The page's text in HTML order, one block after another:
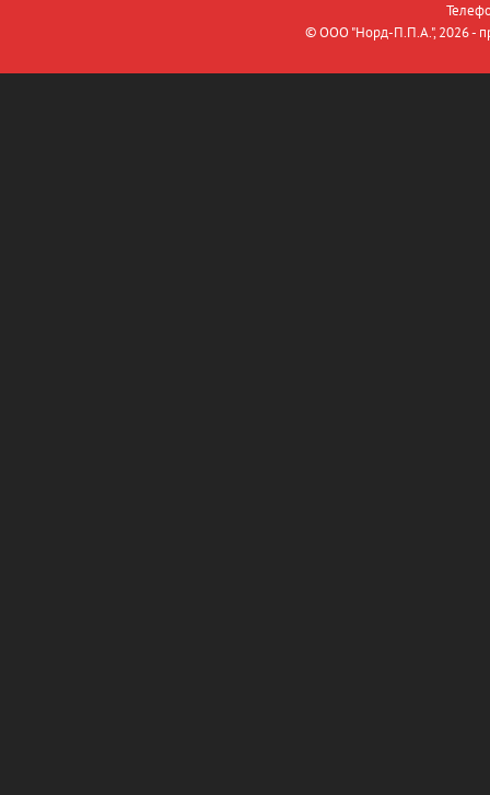
© OOO "Норд-П.П.А.", 2026 -